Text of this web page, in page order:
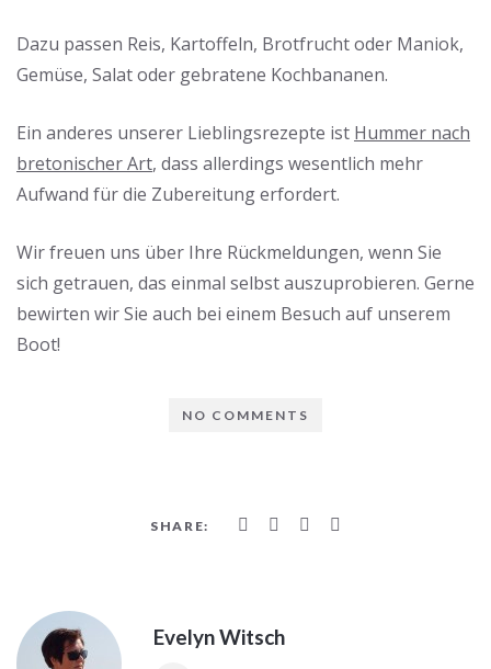
Dazu passen Reis, Kartoffeln, Brotfrucht oder Maniok,
Gemüse, Salat oder gebratene Kochbananen.
Ein anderes unserer Lieblingsrezepte ist Hummer nach
bretonischer Art, dass allerdings wesentlich mehr
Aufwand für die Zubereitung erfordert.
Wir freuen uns über Ihre Rückmeldungen, wenn Sie
sich getrauen, das einmal selbst auszuprobieren. Gerne
bewirten wir Sie auch bei einem Besuch auf unserem
Boot!
NO COMMENTS
SHARE:
Evelyn Witsch